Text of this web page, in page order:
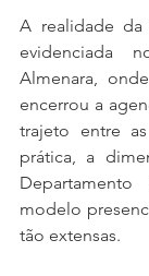
A realidade
evidenciada
Almenara,
encerrou a
trajeto entre
prática, a
modelo
tão extensas.